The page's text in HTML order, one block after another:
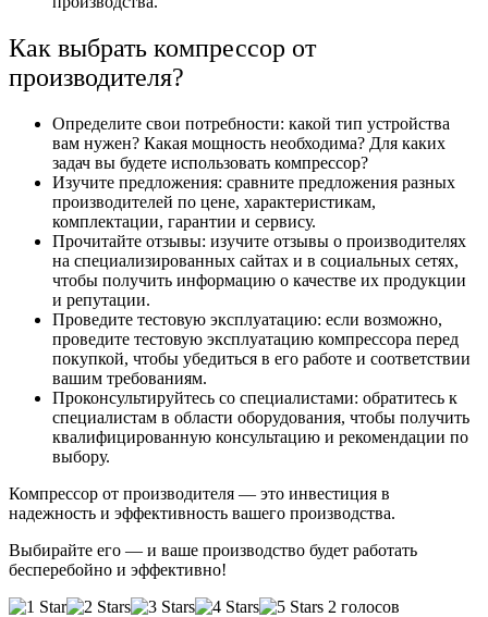
Как выбрать компрессор от
производителя?
Определите свои потребности: какой тип устройства
вам нужен? Какая мощность необходима? Для каких
задач вы будете использовать компрессор?
Изучите предложения: сравните предложения разных
производителей по цене, характеристикам,
комплектации, гарантии и сервису.
Прочитайте отзывы: изучите отзывы о производителях
на специализированных сайтах и в социальных сетях,
чтобы получить информацию о качестве их продукции
и репутации.
Проведите тестовую эксплуатацию: если возможно,
проведите тестовую эксплуатацию компрессора перед
покупкой, чтобы убедиться в его работе и соответствии
вашим требованиям.
Проконсультируйтесь со специалистами: обратитесь к
специалистам в области оборудования, чтобы получить
квалифицированную консультацию и рекомендации по
выбору.
Компрессор от производителя — это инвестиция в
надежность и эффективность вашего производства.
Выбирайте его — и ваше производство будет работать
бесперебойно и эффективно!
2 голосов